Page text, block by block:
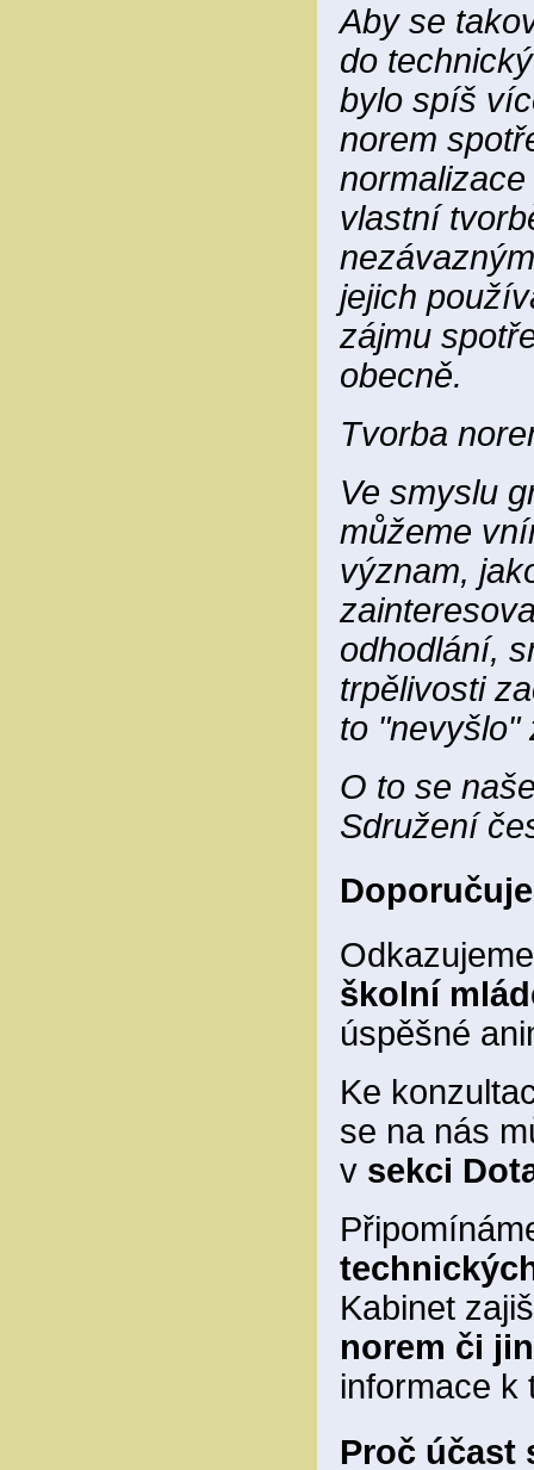
Aby se
do
bylo spíš
norem
vlastní
jejich
zájmu
obecně.
Tvorba
Ve smyslu
můžeme
význam,
odhodlání,
trpělivosti
to "nevyšlo"
O to se
Sdružení
školní
úspěšné
Ke
se na nás
v sekci
Kabinet
norem či
informace
Proč účast